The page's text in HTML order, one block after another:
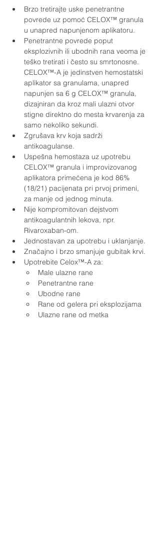
Brzo tretirajte uske penetrantne
povrede uz pomoć CELOX™ granula
u unapred napunjenom aplikatoru.
Penetrantne povrede poput
eksplozivnih ili ubodnih rana veoma je
teško tretirati i često su smrtonosne.
CELOX™-A je jedinstven hemostatski
aplikator sa granulama, unapred
napunjen sa 6 g CELOX™ granula,
dizajniran da kroz mali ulazni otvor
stigne direktno do mesta krvarenja za
samo nekoliko sekundi.
Zgrušava krv koja sadrži
antikoagulanse.
Uspešna hemostaza uz upotrebu
CELOX™ granula i improvizovanog
aplikatora primećena je kod 86%
(18/21) pacijenata pri prvoj primeni,
za manje od jednog minuta.
Nije kompromitovan dejstvom
antikoagulantnih lekova, npr.
Rivaroxaban-om.
Jednostavan za upotrebu i uklanjanje.
Značajno i brzo smanjuje gubitak krvi.
Upotrebite Celox™-A za:
Male ulazne rane
Penetrantne rane
Ubodne rane
Rane od gelera pri eksplozijama
Ulazne rane od metka